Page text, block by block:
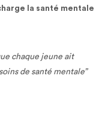
la santé mentale
chaque jeune ait
de santé mentale”